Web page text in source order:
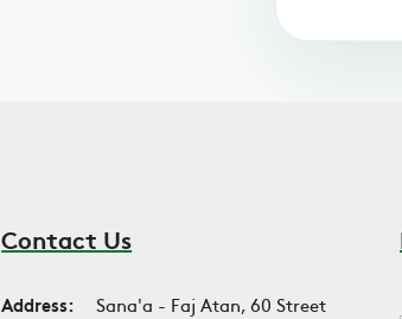
Contact Us
Address:
Sana'a - Faj Atan, 60 Street